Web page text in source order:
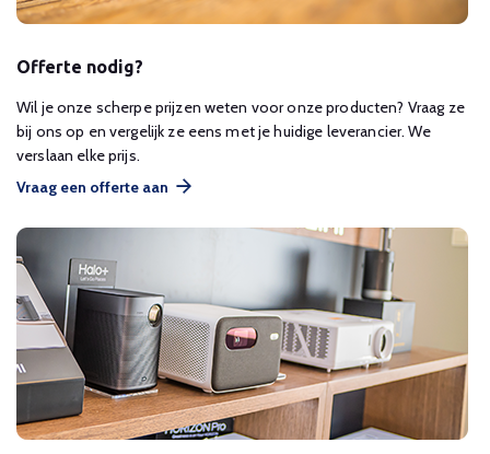
Offerte nodig?
Wil je onze scherpe prijzen weten voor onze producten? Vraag ze
bij ons op en vergelijk ze eens met je huidige leverancier. We
verslaan elke prijs.
Vraag een offerte aan